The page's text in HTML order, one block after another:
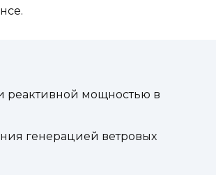
реактивной мощностью в
генерацией ветровых